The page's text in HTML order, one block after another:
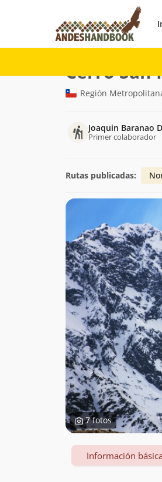
Montaña
Cerro San
Región
Joaquin Baranao
Primer colaborador
Rutas publicadas:
7 fotos
Información básica